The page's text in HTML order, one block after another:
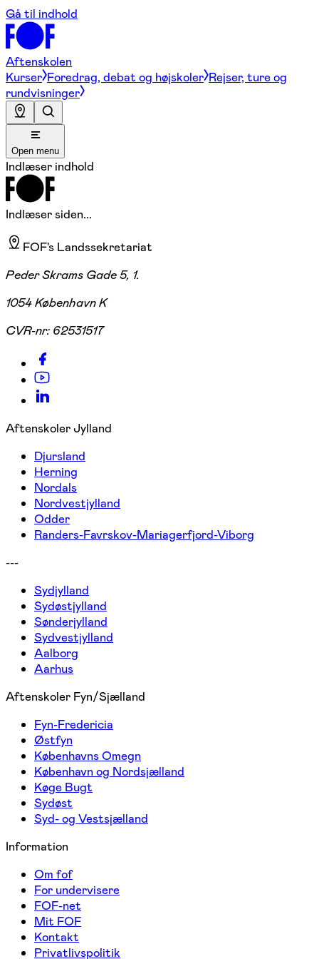
Gå til indhold
Aftenskolen
Kurser Foredrag, debat og højskoler Rejser, ture og
rundvisninger
Open menu
Indlæser indhold
Indlæser siden...
FOF's Landssekretariat
Peder Skrams Gade 5, 1.
1054 København K
CVR-nr: 62531517
Aftenskoler Jylland
Djursland
Herning
Nordals
Nordvestjylland
Odder
Randers-Favrskov-Mariagerfjord-Viborg
---
Sydjylland
Sydøstjylland
Sønderjylland
Sydvestjylland
Aalborg
Aarhus
Aftenskoler Fyn/Sjælland
Fyn-Fredericia
Østfyn
Københavns Omegn
København og Nordsjælland
Køge Bugt
Sydøst
Syd- og Vestsjælland
Information
Om fof
For undervisere
FOF-net
Mit FOF
Kontakt
Privatlivspolitik